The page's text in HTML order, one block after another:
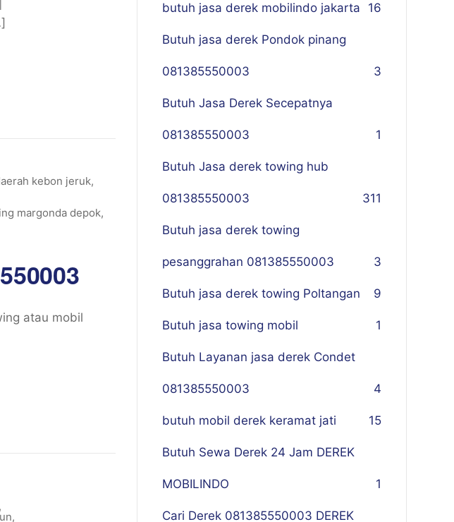
kebon jeruk,
margonda depok,
atau mobil
,
,
butuh jasa derek mobilindo jakarta 16
Butuh jasa derek Pondok pinang
081385550003 3
Butuh Jasa Derek Secepatnya
081385550003 1
Butuh Jasa derek towing hub
081385550003 311
Butuh jasa derek towing
pesanggrahan 081385550003 3
Butuh jasa derek towing Poltangan 9
Butuh jasa towing mobil 1
Butuh Layanan jasa derek Condet
081385550003 4
butuh mobil derek keramat jati 15
Butuh Sewa Derek 24 Jam DEREK
MOBILINDO 1
Cari Derek 081385550003 DEREK